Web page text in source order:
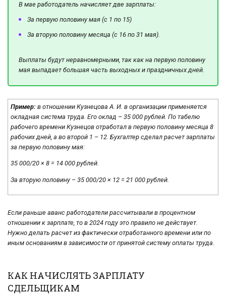
В мае работодатель начисляет две зарплаты:
За первую половину мая (с 1 по 15)
За вторую половину месяца (с 16 по 31 мая).
Выплаты будут неравномерными, так как на первую половину
мая выпадает большая часть выходных и праздничных дней.
Пример: в отношении Кузнецова А. И. в организации применяется
окладная система труда. Его оклад – 35 000 рублей. По табелю
рабочего времени Кузнецов отработал в первую половину месяца 8
рабочих дней, а во второй 1 – 12. Бухгалтер сделал расчет зарплаты
за первую половину мая:
35 000/20 × 8 = 14 000 рублей.
За вторую половину – 35 000/20 × 12 = 21 000 рублей.
Если раньше аванс работодатели рассчитывали в процентном
отношении к зарплате, то в 2024 году это правило не действует.
Нужно делать расчет из фактически отработанного времени или по
иным основаниям в зависимости от принятой систему оплаты труда.
КАК НАЧИСЛЯТЬ ЗАРПЛАТУ
СДЕЛЬЩИКАМ